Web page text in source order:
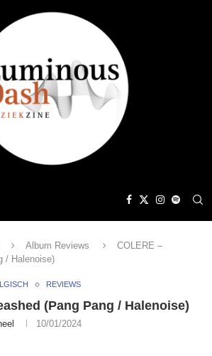
Album Reviews
COLERE –
/ Halenoise)
REVIEWS
(Pang Pang / Halenoise)
10/01/2024